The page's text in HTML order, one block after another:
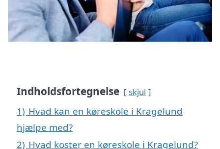
Indholdsfortegnelse skjul
1) Hvad kan en køreskole i Kragelund
hjælpe med?
2) Hvad koster en køreskole i Kragelund?